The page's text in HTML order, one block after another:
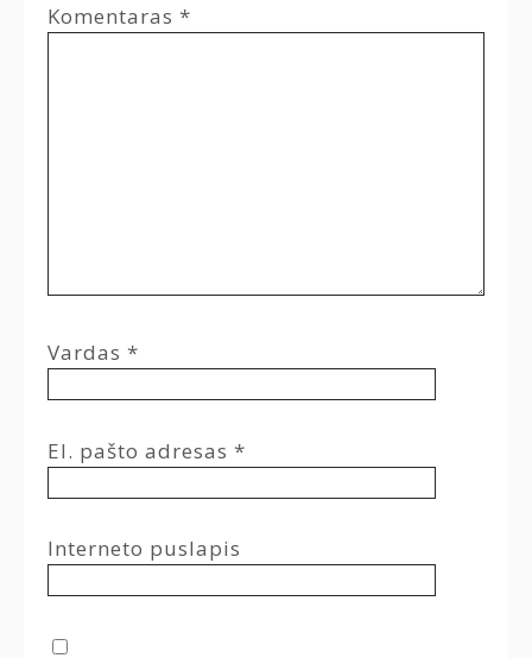
Komentaras *
Vardas *
El. pašto adresas *
Interneto puslapis